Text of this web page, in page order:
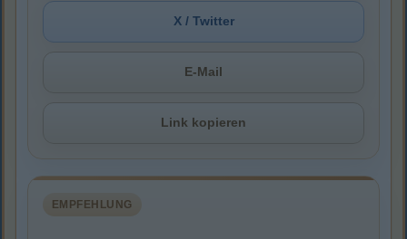
X / Twitter
E-Mail
Link kopieren
EMPFEHLUNG